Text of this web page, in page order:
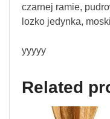
czarnej ramie,
lozko jedynka,
yyyyy
Related